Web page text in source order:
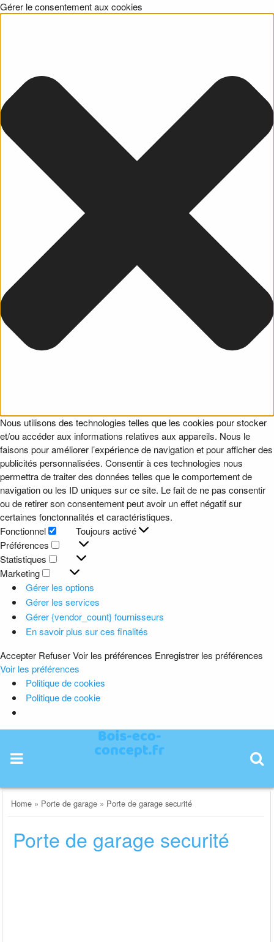
Gérer le consentement aux cookies
Nous utilisons des technologies telles que les cookies pour stocker
et/ou accéder aux informations relatives aux appareils. Nous le
faisons pour améliorer l’expérience de navigation et pour afficher des
publicités personnalisées. Consentir à ces technologies nous
permettra de traiter des données telles que le comportement de
navigation ou les ID uniques sur ce site. Le fait de ne pas consentir
ou de retirer son consentement peut avoir un effet négatif sur
certaines fonctonnalités et caractéristiques.
Fonctionnel
Fonctionnel
Toujours activé
Préférences
Préférences
Statistiques
Statistiques
Marketing
Marketing
Gérer les options
Gérer les services
Gérer {vendor_count} fournisseurs
En savoir plus sur ces finalités
Accepter RefuserVoir les préférences Enregistrer les préférences
Voir les préférences
Politique de cookies
Politique de cookie
content
Home » Porte de garage » Porte de garage securité
Porte de garage securité